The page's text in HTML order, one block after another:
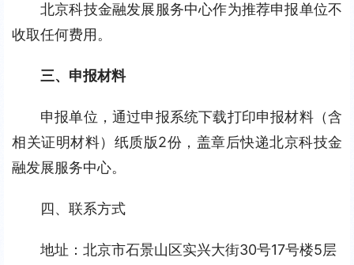
北京科技金融发展服务中心作为推荐申报单位不
收取任何费用。
三、申报材料
申报单位，通过申报系统下载打印申报材料（含
相关证明材料）纸质版2份，盖章后快递北京科技金
融发展服务中心。
四、联系方式
地址：北京市石景山区实兴大街30号17号楼5层